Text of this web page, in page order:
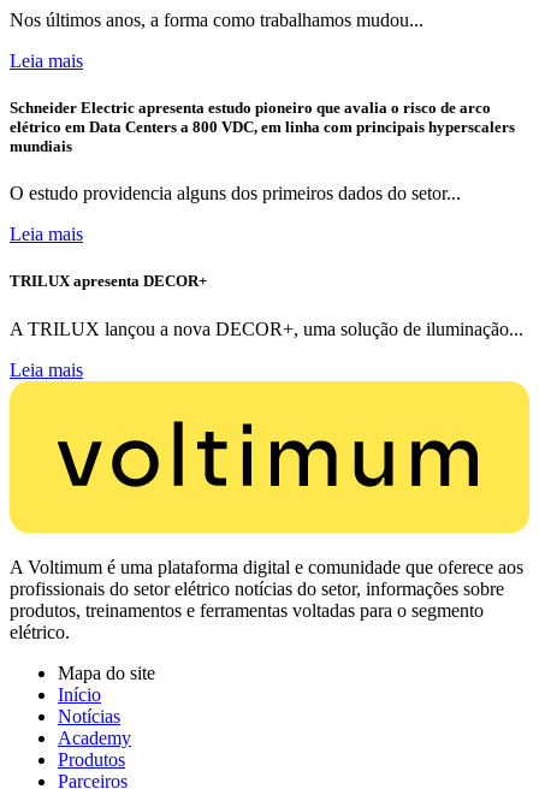
Nos últimos anos, a forma como trabalhamos mudou...
Leia mais
Schneider Electric apresenta estudo pioneiro que avalia o risco de arco
elétrico em Data Centers a 800 VDC, em linha com principais hyperscalers
mundiais
O estudo providencia alguns dos primeiros dados do setor...
Leia mais
TRILUX apresenta DECOR+
A TRILUX lançou a nova DECOR+, uma solução de iluminação...
Leia mais
A Voltimum é uma plataforma digital e comunidade que oferece aos
profissionais do setor elétrico notícias do setor, informações sobre
produtos, treinamentos e ferramentas voltadas para o segmento
elétrico.
Mapa do site
Início
Notícias
Academy
Produtos
Parceiros